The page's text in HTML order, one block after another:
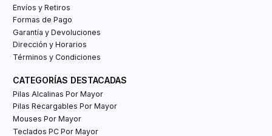
Envíos y Retiros
Formas de Pago
Garantía y Devoluciones
Dirección y Horarios
Términos y Condiciones
CATEGORÍAS DESTACADAS
Pilas Alcalinas Por Mayor
Pilas Recargables Por Mayor
Mouses Por Mayor
Teclados PC Por Mayor